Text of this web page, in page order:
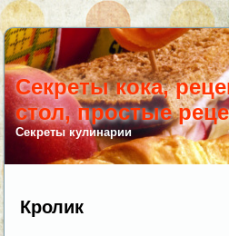
Секреты кока,
стол, простые
Секреты кулинарии
Кролик